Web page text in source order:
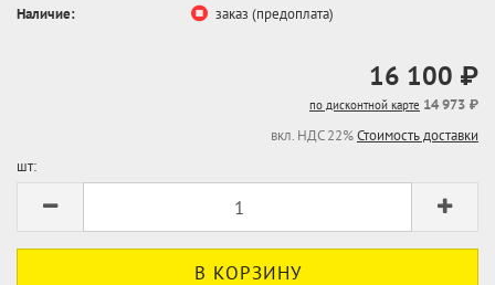
Наличие:
заказ (предоплата)
16 100 ₽
по дисконтной карте 14 973 ₽
вкл. НДС 22%Стоимость доставки
шт: